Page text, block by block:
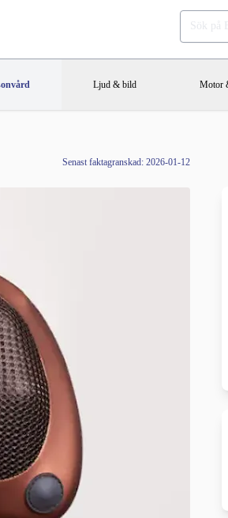
Ljud & bild Motor
Senast faktagranskad: 2026-01-12